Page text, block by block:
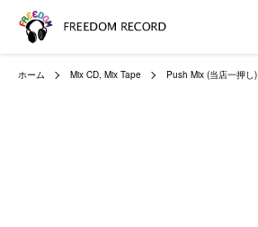
ホーム Mix CD, Mix Tape Push Mix (当店一押し)